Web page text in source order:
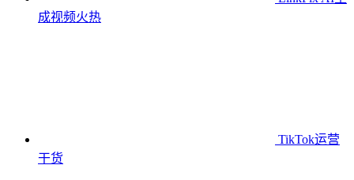
成视频火热
TikTok运营
干货